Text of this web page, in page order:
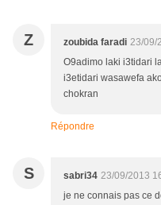
Z zoubida faradi 23/09/
O9adimo laki i3tidari
i3etidari wasawefa
chokran
Répondre
S sabri34 23/09/2013
je ne connais pas ce